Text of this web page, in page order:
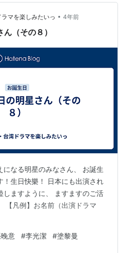
后と帝の紡ぐ愛～、三国志～趙
霓裳(げいしょう)～七色に輝く
・フレンド～恋するコンシェ
マを楽しみたいっ • 4年前
（その８）
になる明星のみなさん、 お誕生
！生日快樂！ 日本にも出演され
しますように、 ますますのご活
【凡例】お名前（出演ドラマ
未央-BIOU-、明朝皇伝 ～大王
意 #李光潔 #塗黎曼